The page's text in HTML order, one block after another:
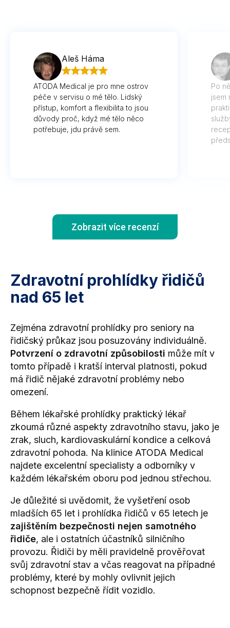
Aleš Háma
ATODA Medical je pro mne ostrov
péče v servisu o mé tělo. Lidský
přístup, komfort a flexibilita to jsou
důvody proč, když mé tělo něco
potřebuje, jdu právě sem.
Po
jsem
Zobrazit více recenzí
Zdravotní prohlídky řidičů
nad 65 let
Zejména zdravotní prohlídky pro seniory na
řidičský průkaz jsou posuzovány individuálně.
Potvrzení o zdravotní způsobilosti může mít v
tomto případě i kratší interval platnosti, pokud
má řidič nějaké zdravotní problémy nebo
omezení.
Během lékařské prohlídky praktický lékař
zkoumá různé aspekty zdravotního stavu, jako je
zrak, sluch, kardiovaskulární kondice a celková
zdravotní pohoda. Na klinice ATODA Medical
najdete excelentní specialisty a odborníky v
každém lékařském oboru pod jednou střechou.
Je důležité si uvědomit, že vyšetření osob
mladších 65 let i prohlídka řidičů v 65 letech je
zajištěním bezpečnosti nejen samotného
řidiče, ale i ostatních účastníků silničního
provozu. Řidiči by měli pravidelně prověřovat
svůj zdravotní stav a včas reagovat na případné
problémy, které by mohly ovlivnit jejich
schopnost bezpečně řídit vozidlo.